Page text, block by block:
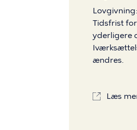
Tidsfrist
yderligere
ændres.
Læs